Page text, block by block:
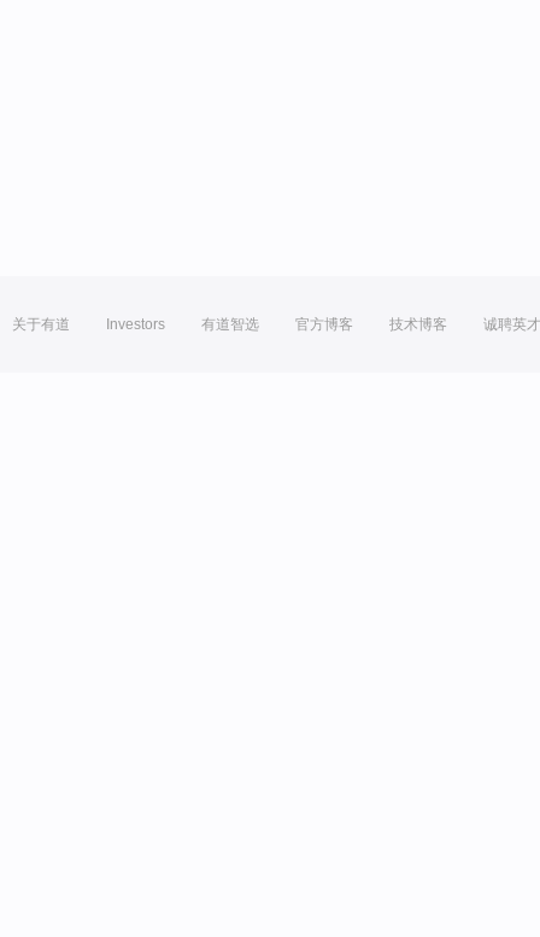
关于有道 Investors 有道智选 官方博客 技术博客 诚聘英才